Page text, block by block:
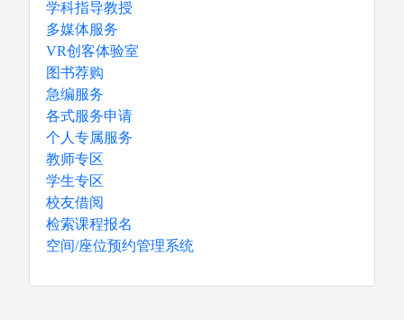
学科指导教授
多媒体服务
VR创客体验室
图书荐购
急编服务
各式服务申请
个人专属服务
教师专区
学生专区
校友借阅
检索课程报名
空间/座位预约管理系统